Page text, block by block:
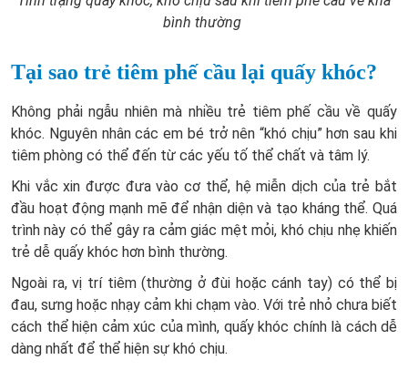
bình thường
Tại sao trẻ tiêm phế cầu lại quấy khóc?
Không phải ngẫu nhiên mà nhiều trẻ tiêm phế cầu về quấy
khóc. Nguyên nhân các em bé trở nên “khó chịu” hơn sau khi
tiêm phòng có thể đến từ các yếu tố thể chất và tâm lý.
Khi vắc xin được đưa vào cơ thể, hệ miễn dịch của trẻ bắt
đầu hoạt động mạnh mẽ để nhận diện và tạo kháng thể. Quá
trình này có thể gây ra cảm giác mệt mỏi, khó chịu nhẹ khiến
trẻ dễ quấy khóc hơn bình thường.
Ngoài ra, vị trí tiêm (thường ở đùi hoặc cánh tay) có thể bị
đau, sưng hoặc nhạy cảm khi chạm vào. Với trẻ nhỏ chưa biết
cách thể hiện cảm xúc của mình, quấy khóc chính là cách dễ
dàng nhất để thể hiện sự khó chịu.